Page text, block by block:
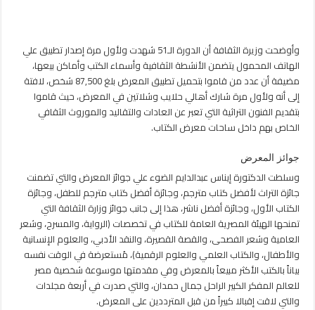
وأوضحت وزيرة الثقافة أن الدورة الـ51 شهدت ولأول مرة إصدار تطبيق علي
الهاتف المحمول يتضمن الأنشطة الثقافية وأسماء الكتب وأماكن بيعها،
مضيفة أن عدد من قاموا بتحميل تطبيق المعرض بلغ 87,500 شخص، لافتة
إلى أنه ولأول مرة شارك أهالي حلايب وشلاتين في المعرض، حيث قاموا
بتقديم الفنون التراثية التي تعبر عن العادات والتقاليد والموروث الثقافي
الخاص بهم داخل ساحات معرض الكتاب.
جوائز المعرض
وسلطت الدكتورة إيناس عبدالدايم الضوء علي جوائز المعرض والتي تضمنت
جائزة التراث لأفضل كتاب مترجم، وجائزة أفضل كتاب مترجم للطفل، وجائزة
الكتاب الأول، وجائزة أفضل ناشر، هذا إلى جانب جوائز وزارة الثقافة التي
تمنحها الهيئة المصرية العامة للكتاب في تخصصات (الرواية، والمسرح، وشعر
العامية وشعر الفصحى، والقصة القصيرة، والنقد الأدبي، والعلوم الإنسانية
والأطفال، والكتاب العلمي والعلوم الرقمية)، مُستعرضة في الوقت نفسه
بياناً بالكتب الأكثر مبيعاً بالمعرض وفي مقدمتها موسوعة شخصية مصر
للعالم المفكر الكبير الراحل جمال حمدان، والتي صدرت في أربعة مجلدات
والتي لاقت إقبالا كبيراً من قبل المترددين على المعرض.